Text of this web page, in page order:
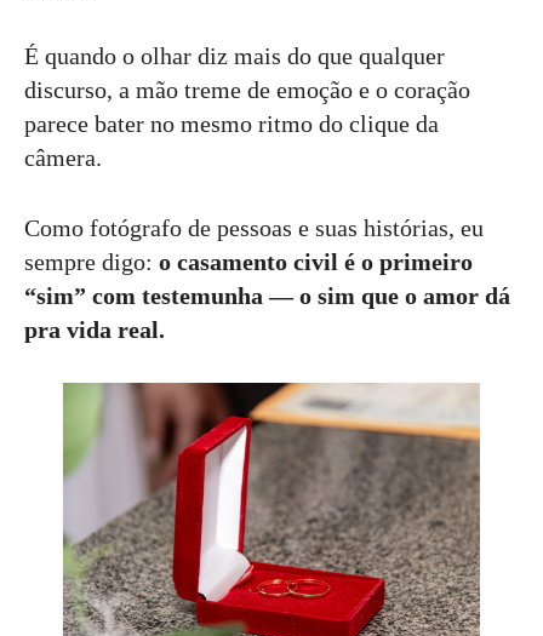
É quando o olhar diz mais do que qualquer
discurso, a mão treme de emoção e o coração
parece bater no mesmo ritmo do clique da
câmera.
Como fotógrafo de pessoas e suas histórias, eu
sempre digo: o casamento civil é o primeiro
“sim” com testemunha — o sim que o amor dá
pra vida real.